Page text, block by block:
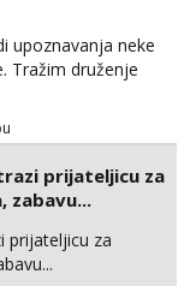
jako
preuzme
link ispod i nadji
upoznavanja neke
Tražim druženje
prijateljicu za
zabavu...
prijateljicu za